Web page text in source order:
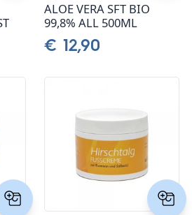
ALOE VERA SFT BIO
99,8% ALL 500ML
€ 12,90